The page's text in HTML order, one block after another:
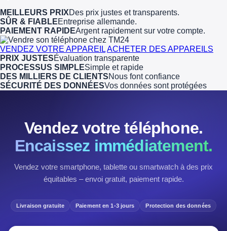
MEILLEURS PRIXDes prix justes et transparents.
SÛR & FIABLEEntreprise allemande.
PAIEMENT RAPIDEArgent rapidement sur votre compte.
VENDEZ VOTRE APPAREILACHETER DES APPAREILS
PRIX JUSTESÉvaluation transparente
PROCESSUS SIMPLESimple et rapide
DES MILLIERS DE CLIENTSNous font confiance
SÉCURITÉ DES DONNÉESVos données sont protégées
Vendez votre téléphone.
Encaissez immédiatement.
Vendez votre smartphone, tablette ou smartwatch à des prix
équitables – envoi gratuit, paiement rapide.
Livraison gratuite Paiement en 1-3 jours Protection des données